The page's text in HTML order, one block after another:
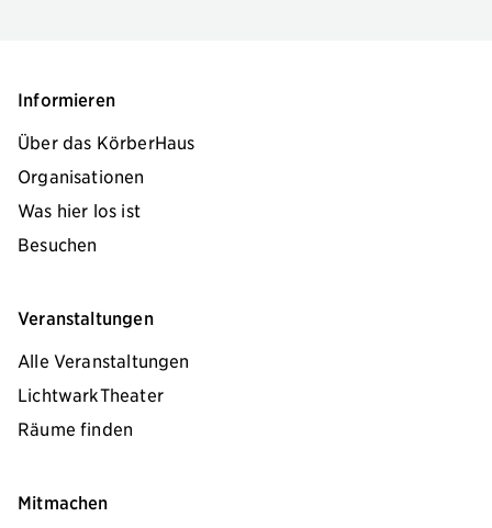
Informieren
Über das KörberHaus
Organisationen
Was hier los ist
Besuchen
Veranstaltungen
Alle Veranstaltungen
LichtwarkTheater
Räume finden
Mitmachen